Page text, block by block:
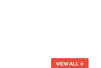
VIEW ALL